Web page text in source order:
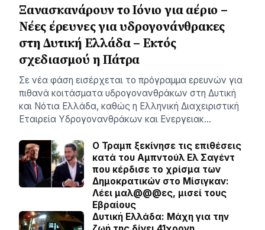
Ξανασκανάρουν το Ιόνιο για αέριο –
Νέες έρευνες για υδρογονάνθρακες
στη Δυτική Ελλάδα – Εκτός
σχεδιασμού η Πάτρα
Σε νέα φάση εισέρχεται το πρόγραμμα ερευνών για
πιθανά κοιτάσματα υδρογονανθράκων στη Δυτική
και Νότια Ελλάδα, καθώς η Ελληνική Διαχειριστική
Εταιρεία Υδρογονανθράκων και Ενεργειακ…
O Τραμπ ξεκίνησε τις επιθέσεις
κατά του Αμπντούλ Ελ Σαγέντ
που κέρδισε το χρίσμα των
Δημοκρατικών στο Μίσιγκαν:
Λέει μαλ@@@ες, μισεί τους
Εβραίους
Δυτική Ελλάδα: Μάχη για την